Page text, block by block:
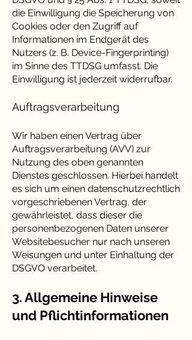
die Einwilligung die Speicherung von
Cookies oder den Zugriff auf
Informationen im Endgerät des
Nutzers (z. B. Device-Fingerprinting)
im Sinne des TTDSG umfasst. Die
Einwilligung ist jederzeit widerrufbar.
Auftragsverarbeitung
Wir haben einen Vertrag über
Auftragsverarbeitung (AVV) zur
Nutzung des oben genannten
Dienstes geschlossen. Hierbei handelt
es sich um einen datenschutzrechtlich
vorgeschriebenen Vertrag, der
gewährleistet, dass dieser die
personenbezogenen Daten unserer
Websitebesucher nur nach unseren
Weisungen und unter Einhaltung der
DSGVO verarbeitet.
3. Allgemeine Hinweise
und Pflichtinformationen